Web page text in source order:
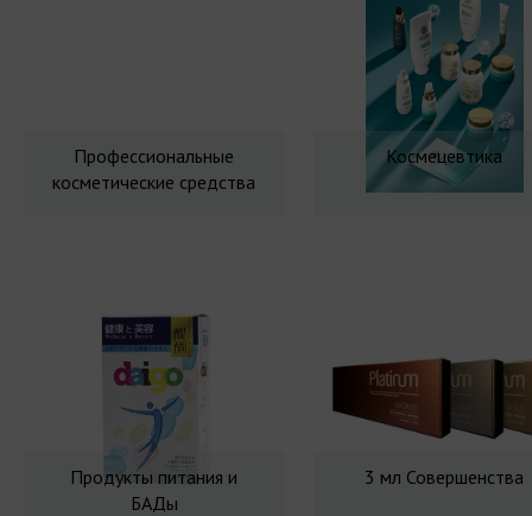
Профессиональные
косметические средства
Космецевтика
Продукты питания и
БАДы
3 мл Совершенства